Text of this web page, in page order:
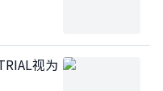
视为